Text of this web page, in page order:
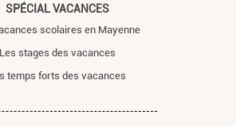
SPÉCIAL VACANCES
scolaires en Mayenne
Les stages des vacances
temps forts des vacances